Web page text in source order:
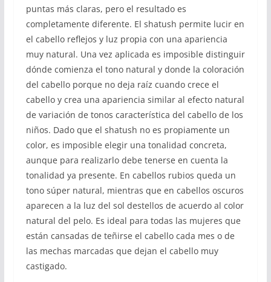
puntas más claras, pero el resultado es
completamente diferente. El shatush permite lucir en
el cabello reflejos y luz propia con una apariencia
muy natural. Una vez aplicada es imposible distinguir
dónde comienza el tono natural y donde la coloración
del cabello porque no deja raíz cuando crece el
cabello y crea una apariencia similar al efecto natural
de variación de tonos característica del cabello de los
niños. Dado que el shatush no es propiamente un
color, es imposible elegir una tonalidad concreta,
aunque para realizarlo debe tenerse en cuenta la
tonalidad ya presente. En cabellos rubios queda un
tono súper natural, mientras que en cabellos oscuros
aparecen a la luz del sol destellos de acuerdo al color
natural del pelo. Es ideal para todas las mujeres que
están cansadas de teñirse el cabello cada mes o de
las mechas marcadas que dejan el cabello muy
castigado.